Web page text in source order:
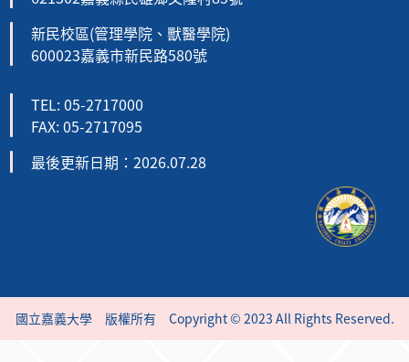
新民校區(管理學院、獸醫學院)
600023嘉義市新民路580號
TEL: 05-2717000
FAX: 05-2717095
最後更新日期：2026.07.28
國立嘉義大學 版權所有 Copyright © 2023 All Rights Reserved.